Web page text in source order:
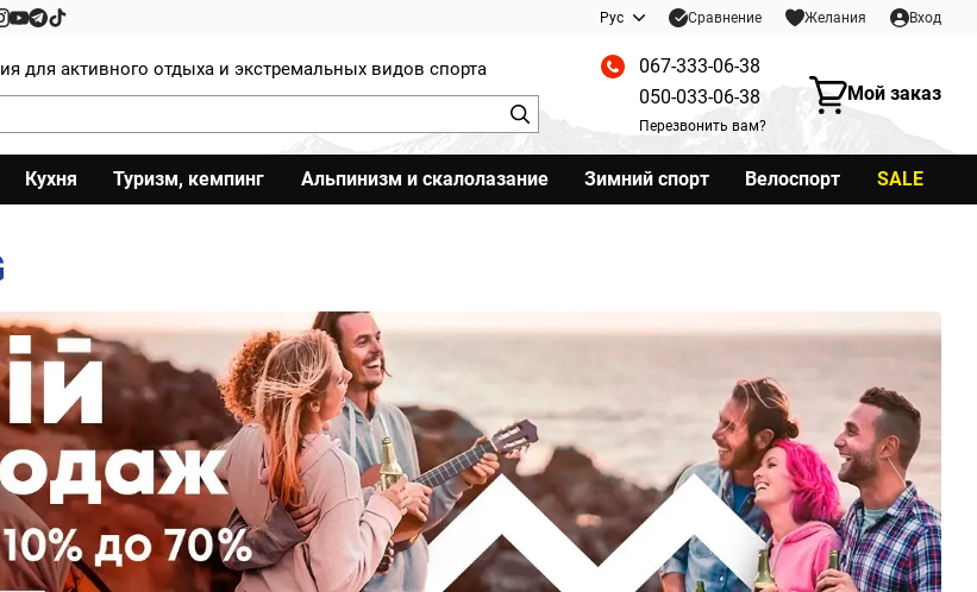
Рус Сравнение Желания Вход
для активного отдыха и экстремальных видов спорта
067-333-06-38
050-033-06-38
Перезвонить вам?
Мой заказ
Кухня Туризм, кемпинг Альпинизм и скалолазание Зимний спорт Велоспорт SALE